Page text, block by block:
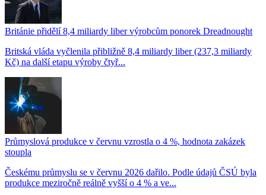
Británie přidělí 8,4 miliardy liber výrobcům ponorek Dreadnought
Britská vláda vyčlenila přibližně 8,4 miliardy liber (237,3 miliardy
Kč) na další etapu výroby čtyř...
Průmyslová produkce v červnu vzrostla o 4 %, hodnota zakázek
stoupla
Českému průmyslu se v červnu 2026 dařilo. Podle údajů ČSÚ byla
produkce meziročně reálně vyšší o 4 % a ve...